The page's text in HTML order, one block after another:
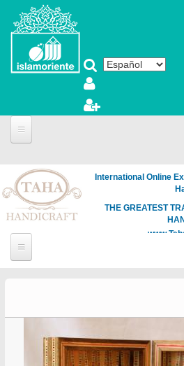
Pasar al contenido principal
International Online
THE GREATEST